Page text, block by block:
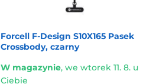
Forcell F-Design S10X165 Pasek
Crossbody, czarny
W magazynie, we wtorek 11. 8. u
Ciebie